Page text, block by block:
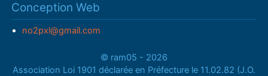
Conception Web
no2pxl@gmail.com
© ram05 - 2026
Association Loi 1901 déclarée en Préfecture le 11.02.82 (J.O.